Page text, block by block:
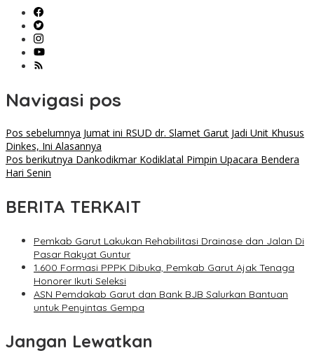
Navigasi pos
Pos sebelumnya Jumat ini RSUD dr. Slamet Garut Jadi Unit Khusus
Dinkes, Ini Alasannya
Pos berikutnya Dankodikmar Kodiklatal Pimpin Upacara Bendera
Hari Senin
BERITA TERKAIT
‎Pemkab Garut Lakukan Rehabilitasi Drainase dan Jalan Di
Pasar Rakyat Guntur
1.600 Formasi PPPK Dibuka, Pemkab Garut Ajak Tenaga
Honorer Ikuti Seleksi
ASN Pemdakab Garut dan Bank BJB Salurkan Bantuan
untuk Penyintas Gempa
Jangan Lewatkan